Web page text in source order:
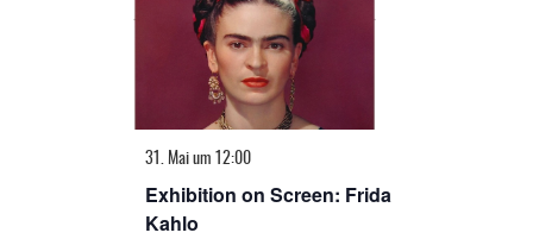
Exhibition on Screen: Frida
Kahlo
31. Mai um 12:00